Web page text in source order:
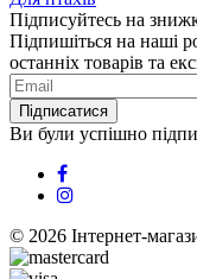
Підписуйтесь на
Підпишіться на наші
останніх товарів та
Підписатися
Ви були успішно
© 2026 Інтернет-